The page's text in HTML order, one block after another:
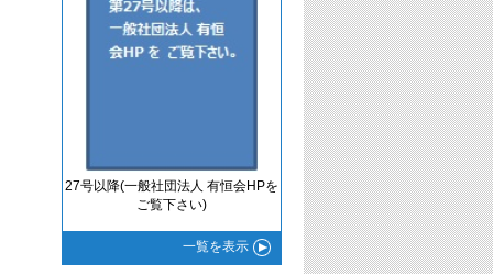
27号以降(一般社団法人 有恒会HPを
ご覧下さい)
一覧を表示